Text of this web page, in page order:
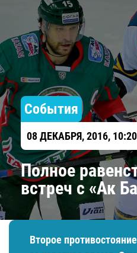
События
08 ДЕКАБРЯ, 2016, 10:20
Полное
встреч с «Ак
Второе